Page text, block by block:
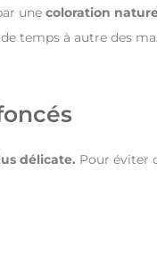
une coloration
temps à autre des
délicate. Pour éviter